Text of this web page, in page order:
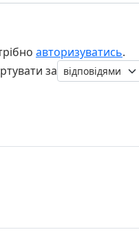
авторизуватись.
за